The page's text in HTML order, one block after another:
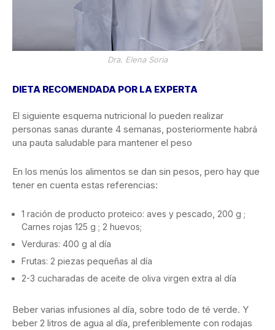
Dra. Elena Soria
DIETA RECOMENDADA POR LA EXPERTA
El siguiente esquema nutricional lo pueden realizar
personas sanas durante 4 semanas, posteriormente habrá
una pauta saludable para mantener el peso
En los menús los alimentos se dan sin pesos, pero hay que
tener en cuenta estas referencias:
1 ración de producto proteico: aves y pescado, 200 g ;
Carnes rojas 125 g ; 2 huevos;
Verduras: 400 g al día
Frutas: 2 piezas pequeñas al día
2-3 cucharadas de aceite de oliva virgen extra al día
Beber varias infusiones al día, sobre todo de té verde. Y
beber 2 litros de agua al día, preferiblemente con rodajas